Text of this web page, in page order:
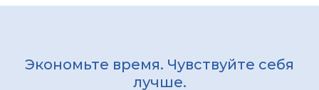
Экономьте время. Чувствуйте себя
лучше.